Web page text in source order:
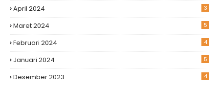
April 2024 3
Maret 2024 5
Februari 2024 4
Januari 2024 5
Desember 2023 4